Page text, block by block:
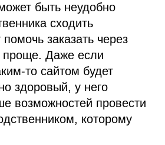
быть неудобно
сходить
заказать через
Даже если
сайтом будет
здоровый, у него
возможностей провести
которому